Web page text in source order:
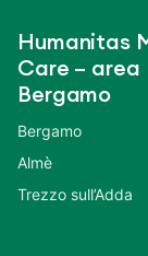
Humanitas
Care – area
Bergamo
Bergamo
Almè
Trezzo sull’Adda